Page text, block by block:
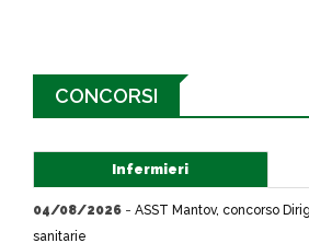
CONCORSI
Infermieri
04/08/2026 - ASST Mantov, concorso
sanitarie